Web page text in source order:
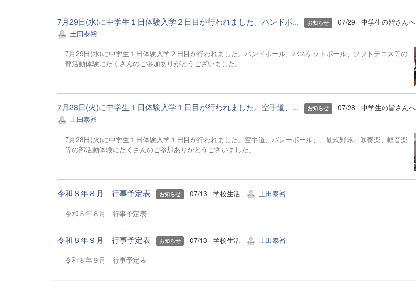
7月29日(水)に中学生１日体験入学２日目が行われました。ハンドボ... お知らせ 07/29
中学生の皆さんへ
土田泰裕
7月29日(水)に中学生１日体験入学２日目が行われました。ハンドボール、バスケットボール、ソフトテニス等の
部活動体験にたくさんのご参加ありがとうございました。
7月28日(火)に中学生１日体験入学１日目が行われました。空手道、... お知らせ 07/28
中学生の皆さんへ
土田泰裕
7月28日(火)に中学生１日体験入学１日目が行われました。空手道、バレーボール、、硬式野球、吹奏楽、軽音楽
等の部活動体験にたくさんのご参加ありがとうございました。
令和８年８月 行事予定表 お知らせ 07/13 学校生活 土田泰裕
令和８年８月 行事予定表
令和８年９月 行事予定表 お知らせ 07/13 学校生活 土田泰裕
令和８年９月 行事予定表